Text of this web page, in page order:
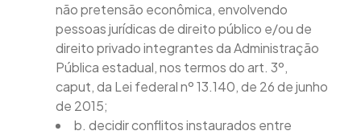
não pretensão econômica, envolvendo
pessoas jurídicas de direito público e/ou de
direito privado integrantes da Administração
Pública estadual, nos termos do art. 3º,
caput, da Lei federal nº 13.140, de 26 de junho
de 2015;
b. decidir conflitos instaurados entre